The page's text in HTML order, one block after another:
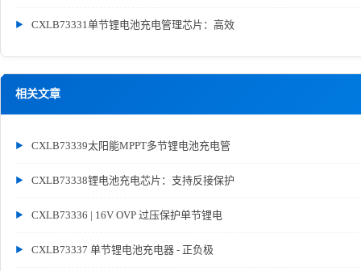
CXLB73331单节锂电池充电管理芯片：高效
相关文章
CXLB73339太阳能MPPT多节锂电池充电管
CXLB73338锂电池充电芯片：支持反接保护
CXLB73336 | 16V OVP 过压保护单节锂电
CXLB73337 单节锂电池充电器 - 正负极